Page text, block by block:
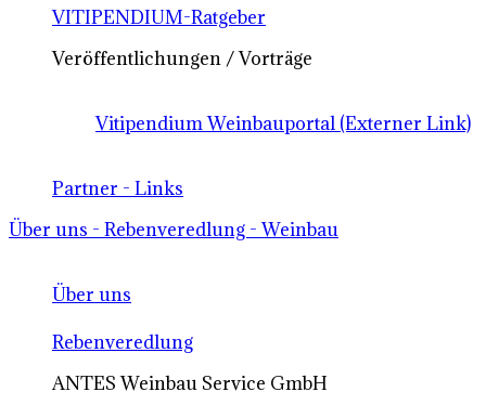
VITIPENDIUM-Ratgeber
Veröffentlichungen / Vorträge
Vitipendium Weinbauportal (Externer Link)
Partner - Links
Über uns - Rebenveredlung - Weinbau
Über uns
Rebenveredlung
ANTES Weinbau Service GmbH